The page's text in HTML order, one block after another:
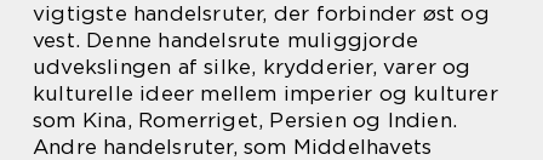
vigtigste handelsruter, der forbinder øst og
vest. Denne handelsrute muliggjorde
udvekslingen af silke, krydderier, varer og
kulturelle ideer mellem imperier og kulturer
som Kina, Romerriget, Persien og Indien.
Andre handelsruter, som Middelhavets